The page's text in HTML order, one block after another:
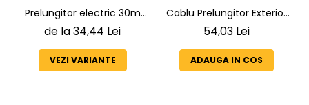
Prelungitor electric 30m
3x1.5mm
de la 34,44 Lei
VEZI VARIANTE
Cablu Prelungitor Exterior
20m 3x1.5 mm2 cu
la Intemperii, Gradina si
Constructii
54,03 Lei
ADAUGA IN COS